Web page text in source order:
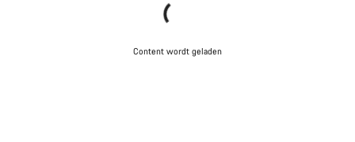
Content wordt geladen